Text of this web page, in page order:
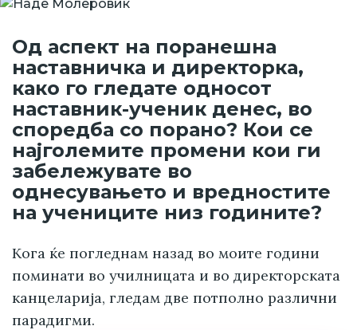
Од аспект на поранешна
наставничка и директорка,
како го гледате односот
наставник-ученик денес, во
споредба со порано? Кои се
најголемите промени кои ги
забележувате во
однесувањето и вредностите
на учениците низ годините?
Кога ќе погледнам назад во моите години
поминати во училницата и во директорската
канцеларија, гледам две потполно различни
парадигми.